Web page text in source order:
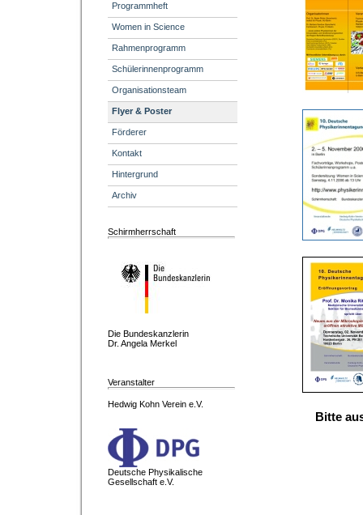
Programmheft
Women in Science
Rahmenprogramm
Schülerinnenprogramm
Organisationsteam
Flyer & Poster
Förderer
Kontakt
Hintergrund
Archiv
Schirmherrschaft
Die Bundeskanzlerin
Dr. Angela Merkel
Veranstalter
Hedwig Kohn Verein e.V.
Deutsche Physikalische
Gesellschaft e.V.
Bitte